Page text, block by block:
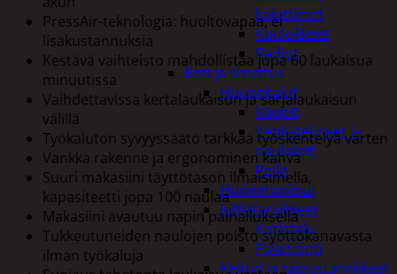
kaiuttimet
Kuulokkeet
Radiot
Koti ja sisustus
Huonekalut
Kaapit
Kenkätelineet ja
naulakot
Peilit
Huonetuoksut
Juhlatarvikkeet
Koristelu
Paketointi
Keittiö ja taloustarvikkeet
PressAir-teknologia: huoltovapaa, ei
lisäkustannuksia
Kestävä vaihteisto mahdollistaa jopa 60 laukaisua
minuutissa
Vaihdettavissa kertalaukaisun ja sarjalaukaisun
välillä
Työkaluton syvyyssäätö tarkkaa työskentelyä varten
Vankka rakenne ja ergonominen kahva
Suuri makasiini täyttötason ilmaisimella,
kapasiteetti jopa 100 naulaa
Makasiini avautuu napin painalluksella
Tukkeutuneiden naulojen poisto syöttökanavasta
ilman työkaluja